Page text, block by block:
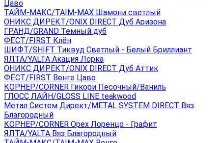
Цаво
ТАЙМ-МАКС/TAIM-MAX Шамони светлый
ОНИКС ДИРЕКТ/ONIX DIRECT Дуб Аризона
ГРАНД/GRAND Темный дуб
ФЁСТ/FIRST Клён
ШИФТ/SHIFT Тиквуд Светлый - Белый Бриллиант
ЯЛТА/YALTA Акация Лорка
ОНИКС ДИРЕКТ/ONIX DIRECT Дуб Аттик
ФЁСТ/FIRST Венге Цаво
КОРНЕР/CORNER Гикори Песочный/Ваниль
ГЛОСС ЛАЙН/GLOSS LINE teakwood
Метал Систем Директ/METAL SYSTEM DIRECT Вяз
Благородный
КОРНЕР/CORNER Орех Лоренцо - Графит
ЯЛТА/YALTA Вяз Благородный